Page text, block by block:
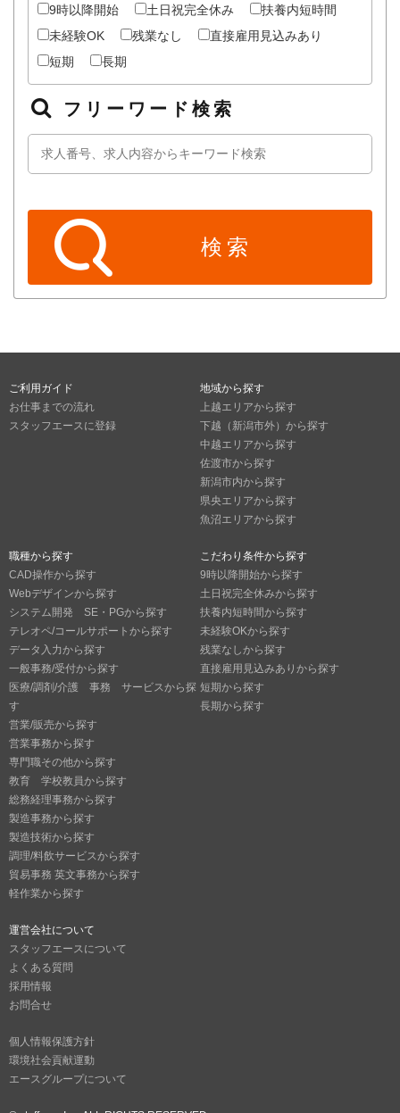
9時以降開始 土日祝完全休み
扶養内短時間
未経験OK
残業なし
直接雇用見込みあり
短期
長期
フリーワード検索
ご利用ガイド
お仕事までの流れ
スタッフエースに登録
地域から探す
上越エリアから探す
下越（新潟市外）から探す
中越エリアから探す
佐渡市から探す
新潟市内から探す
県央エリアから探す
魚沼エリアから探す
職種から探す
CAD操作から探す
Webデザインから探す
システム開発 SE・PGから探す
テレオペ/コールサポートから探す
データ入力から探す
一般事務/受付から探す
医療/調剤/介護 事務 サービスから探
す
営業/販売から探す
営業事務から探す
専門職その他から探す
教育 学校教員から探す
総務経理事務から探す
製造事務から探す
製造技術から探す
調理/料飲サービスから探す
貿易事務 英文事務から探す
軽作業から探す
こだわり条件から探す
9時以降開始から探す
土日祝完全休みから探す
扶養内短時間から探す
未経験OKから探す
残業なしから探す
直接雇用見込みありから探す
短期から探す
長期から探す
運営会社について
スタッフエースについて
よくある質問
採用情報
お問合せ
個人情報保護方針
環境社会貢献運動
エースグループについて